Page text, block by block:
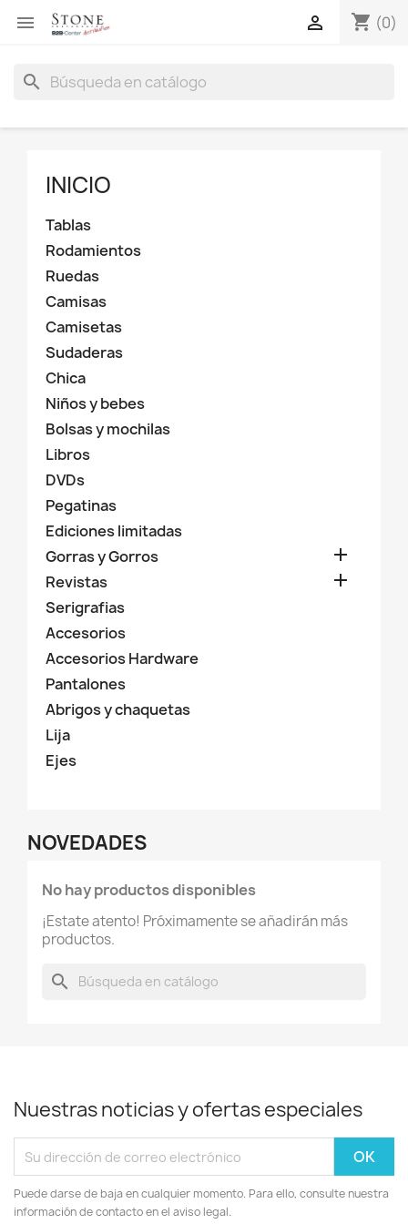
 shopping_cart (0)

search
INICIO
Tablas
Rodamientos
Ruedas
Camisas
Camisetas
Sudaderas
Chica
Niños y bebes
Bolsas y mochilas
Libros
DVDs
Pegatinas
Ediciones limitadas
Gorras y Gorros

Revistas 
Serigrafias
Accesorios
Accesorios Hardware
Pantalones
Abrigos y chaquetas
Lija
Ejes
NOVEDADES
No hay productos disponibles
¡Estate atento! Próximamente se añadirán más
productos.
search
Nuestras noticias y ofertas especiales
Puede darse de baja en cualquier momento. Para ello, consulte nuestra
información de contacto en el aviso legal.
Crear lista de deseos
Nombre de la lista de deseos